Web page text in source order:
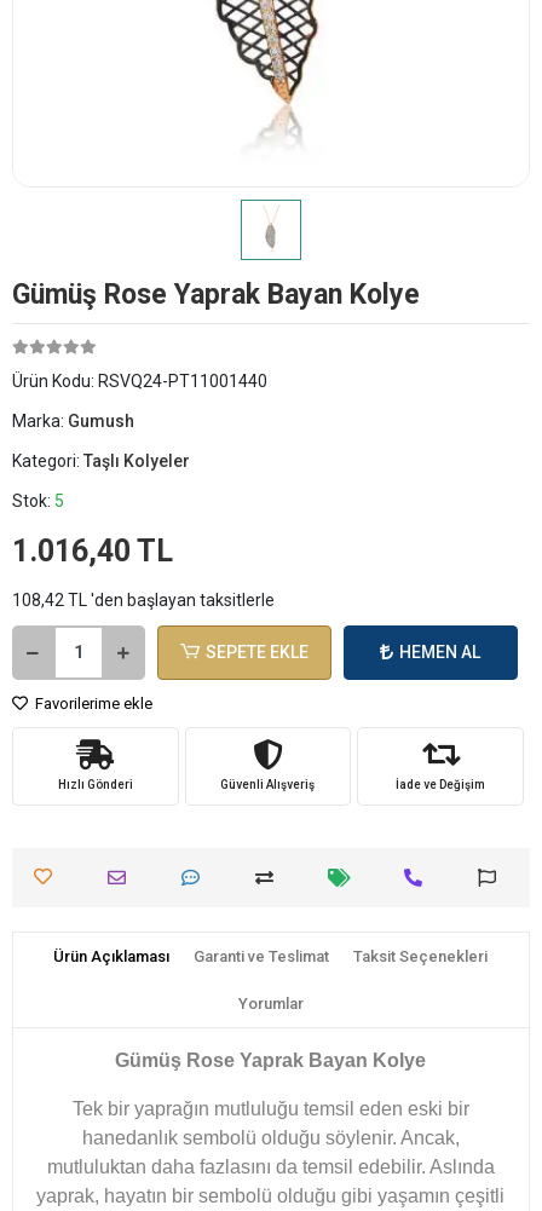
Gümüş Rose Yaprak Bayan Kolye
Ürün Kodu: RSVQ24-PT11001440
Marka: Gumush
Kategori: Taşlı Kolyeler
Stok: 5
1.016,40 TL
108,42 TL 'den başlayan taksitlerle
SEPETE EKLE HEMEN AL
Favorilerime ekle
Hızlı Gönderi Güvenli Alışveriş İade ve Değişim
Ürün Açıklaması Garanti ve Teslimat Taksit Seçenekleri
Yorumlar
Gümüş Rose Yaprak Bayan Kolye
Tek bir yaprağın mutluluğu temsil eden eski bir
hanedanlık sembolü olduğu söylenir. Ancak,
mutluluktan daha fazlasını da temsil edebilir. Aslında
yaprak, hayatın bir sembolü olduğu gibi yaşamın çeşitli